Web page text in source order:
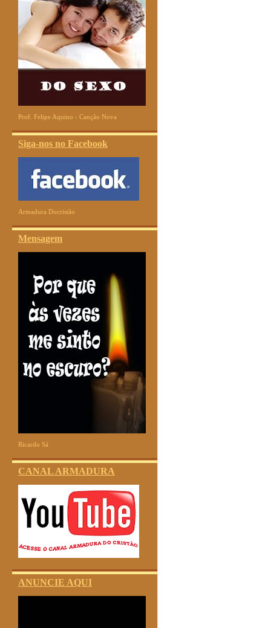
Prof. Felipe Aquino - Canção Nova
Siga-nos no Facebook
Armadura Docristão
Mensagem
Ricardo Sá
CANAL ARMADURA
ANUNCIE AQUI